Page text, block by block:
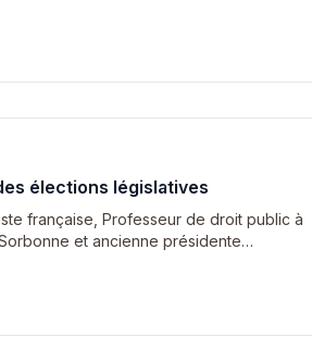
élections législatives
française, Professeur de droit public à
et ancienne présidente…